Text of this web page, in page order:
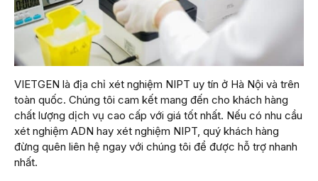
VIETGEN là địa chỉ xét nghiệm NIPT uy tín ở Hà Nội và trên
toàn quốc. Chúng tôi cam kết mang đến cho khách hàng
chất lượng dịch vụ cao cấp với giá tốt nhất. Nếu có nhu cầu
xét nghiệm ADN hay xét nghiệm NIPT, quý khách hàng
đừng quên liên hệ ngay với chúng tôi để được hỗ trợ nhanh
nhất.